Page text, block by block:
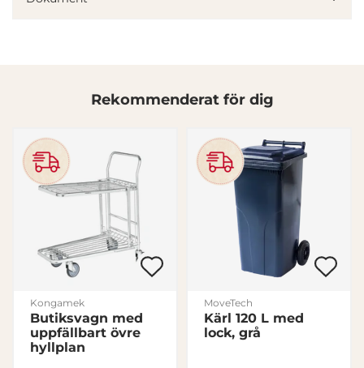
Inställningar
Marknadsföring
Visa detaljer
Rekommenderat för dig
Kongamek
Butiksvagn med
uppfällbart övre
hyllplan
MoveTech
Kärl 120 L med
lock, grå